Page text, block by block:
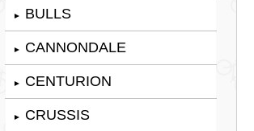
► BULLS
► CANNONDALE
► CENTURION
► CRUSSIS